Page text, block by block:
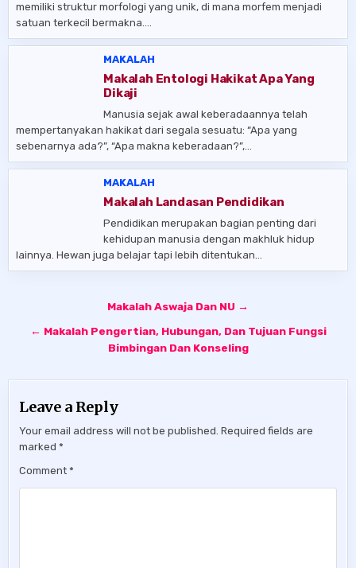
memiliki struktur morfologi yang unik, di mana morfem menjadi
satuan terkecil bermakna….
MAKALAH
Makalah Entologi Hakikat Apa Yang
Dikaji
Manusia sejak awal keberadaannya telah
mempertanyakan hakikat dari segala sesuatu: “Apa yang
sebenarnya ada?”, “Apa makna keberadaan?”,…
MAKALAH
Makalah Landasan Pendidikan
Pendidikan merupakan bagian penting dari
kehidupan manusia dengan makhluk hidup
lainnya. Hewan juga belajar tapi lebih ditentukan…
Makalah Aswaja Dan NU →
← Makalah Pengertian, Hubungan, Dan Tujuan Fungsi
Bimbingan Dan Konseling
Leave a Reply
Your email address will not be published. Required fields are
marked*
Comment*